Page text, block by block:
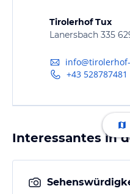
Tirolerhof Tux
Lanersbach 335
+43 528787481
Interessantes in